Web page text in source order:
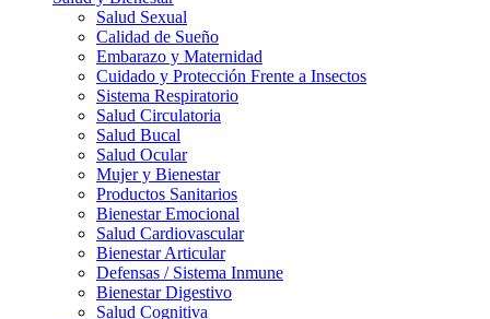
Salud Sexual
Calidad de Sueño
Embarazo y Maternidad
Cuidado y Protección Frente a Insectos
Sistema Respiratorio
Salud Circulatoria
Salud Bucal
Salud Ocular
Mujer y Bienestar
Productos Sanitarios
Bienestar Emocional
Salud Cardiovascular
Bienestar Articular
Defensas / Sistema Inmune
Bienestar Digestivo
Salud Cognitiva